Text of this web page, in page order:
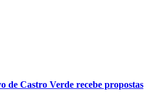
de Castro Verde recebe propostas